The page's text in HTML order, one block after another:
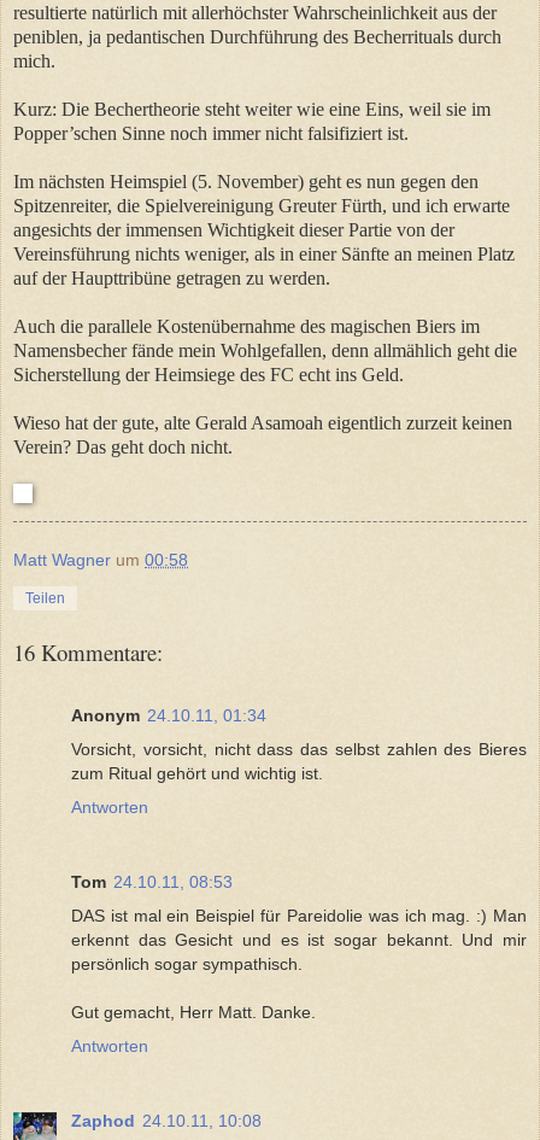
resultierte natürlich mit allerhöchster Wahrscheinlichkeit aus der
peniblen, ja pedantischen Durchführung des Becherrituals durch
mich.
Kurz: Die Bechertheorie steht weiter wie eine Eins, weil sie im
Popper’schen Sinne noch immer nicht falsifiziert ist.
Im nächsten Heimspiel (5. November) geht es nun gegen den
Spitzenreiter, die Spielvereinigung Greuter Fürth, und ich erwarte
angesichts der immensen Wichtigkeit dieser Partie von der
Vereinsführung nichts weniger, als in einer Sänfte an meinen Platz
auf der Haupttribüne getragen zu werden.
Auch die parallele Kostenübernahme des magischen Biers im
Namensbecher fände mein Wohlgefallen, denn allmählich geht die
Sicherstellung der Heimsiege des FC echt ins Geld.
Wieso hat der gute, alte Gerald Asamoah eigentlich zurzeit keinen
Verein? Das geht doch nicht.
Matt Wagner um 00:58
Teilen
16 Kommentare:
Anonym 24.10.11, 01:34
Vorsicht, vorsicht, nicht dass das selbst zahlen des Bieres
zum Ritual gehört und wichtig ist.
Antworten
Tom 24.10.11, 08:53
DAS ist mal ein Beispiel für Pareidolie was ich mag. :) Man
erkennt das Gesicht und es ist sogar bekannt. Und mir
persönlich sogar sympathisch.
Gut gemacht, Herr Matt. Danke.
Antworten
Zaphod 24.10.11, 10:08